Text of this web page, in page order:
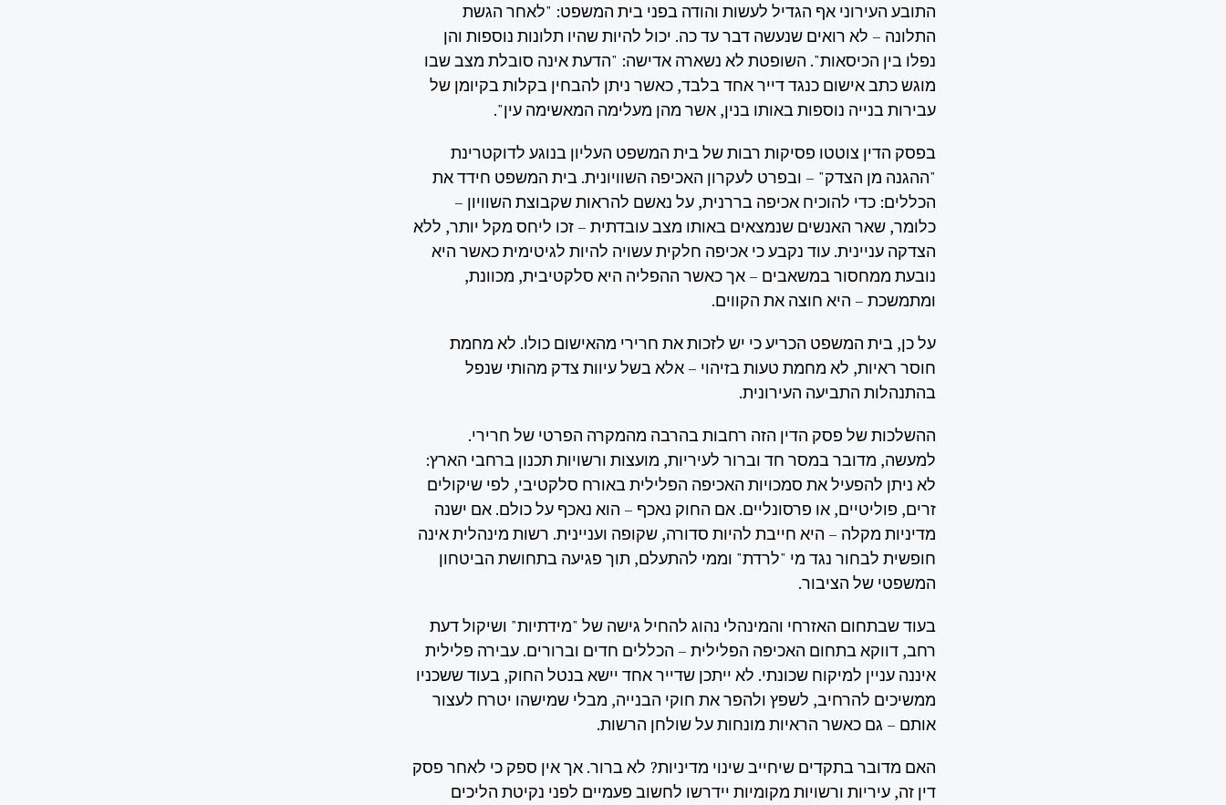
התובע העירוני אף הגדיל לעשות והודה בפני בית המשפט: "לאחר הגשת
התלונה – לא רואים שנעשה דבר עד כה. יכול להיות שהיו תלונות נוספות והן
נפלו בין הכיסאות". השופטת לא נשארה אדישה: "הדעת אינה סובלת מצב שבו
מוגש כתב אישום כנגד דייר אחד בלבד, כאשר ניתן להבחין בקלות בקיומן של
עבירות בנייה נוספות באותו בנין, אשר מהן מעלימה המאשימה עין".
בפסק הדין צוטטו פסיקות רבות של בית המשפט העליון בנוגע לדוקטרינת
"ההגנה מן הצדק" – ובפרט לעקרון האכיפה השוויונית. בית המשפט חידד את
הכללים: כדי להוכיח אכיפה בררנית, על נאשם להראות שקבוצת השוויון –
כלומר, שאר האנשים שנמצאים באותו מצב עובדתית – זכו ליחס מקל יותר, ללא
הצדקה עניינית. עוד נקבע כי אכיפה חלקית עשויה להיות לגיטימית כאשר היא
נובעת ממחסור במשאבים – אך כאשר ההפליה היא סלקטיבית, מכוונת,
ומתמשכת – היא חוצה את הקווים.
על כן, בית המשפט הכריע כי יש לזכות את חרירי מהאישום כולו. לא מחמת
חוסר ראיות, לא מחמת טעות בזיהוי – אלא בשל עיוות צדק מהותי שנפל
בהתנהלות התביעה העירונית.
ההשלכות של פסק הדין הזה רחבות בהרבה מהמקרה הפרטי של חרירי.
למעשה, מדובר במסר חד וברור לעיריות, מועצות ורשויות תכנון ברחבי הארץ:
לא ניתן להפעיל את סמכויות האכיפה הפלילית באורח סלקטיבי, לפי שיקולים
זרים, פוליטיים, או פרסונליים. אם החוק נאכף – הוא נאכף על כולם. אם ישנה
מדיניות מקלה – היא חייבת להיות סדורה, שקופה ועניינית. רשות מינהלית אינה
חופשית לבחור נגד מי "לרדת" וממי להתעלם, תוך פגיעה בתחושת הביטחון
המשפטי של הציבור.
בעוד שבתחום האזרחי והמינהלי נהוג להחיל גישה של "מידתיות" ושיקול דעת
רחב, דווקא בתחום האכיפה הפלילית – הכללים חדים וברורים. עבירה פלילית
איננה עניין למיקוח שכונתי. לא ייתכן שדייר אחד יישא בנטל החוק, בעוד ששכניו
ממשיכים להרחיב, לשפץ ולהפר את חוקי הבנייה, מבלי שמישהו יטרח לעצור
אותם – גם כאשר הראיות מונחות על שולחן הרשות.
האם מדובר בתקדים שיחייב שינוי מדיניות? לא ברור. אך אין ספק כי לאחר פסק
דין זה, עיריות ורשויות מקומיות יידרשו לחשוב פעמיים לפני נקיטת הליכים